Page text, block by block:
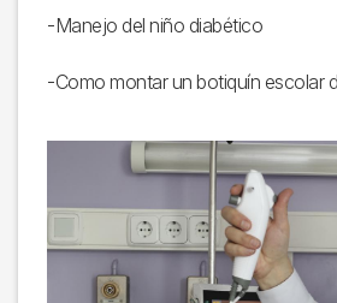
-Manejo del niño diabético
-Como montar un botiquín escolar